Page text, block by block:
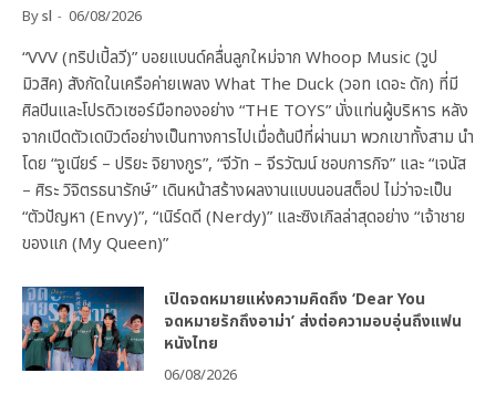
Bysl 06/08/2026
“VVV (ทริปเปิ้ลวี)” บอยแบนด์คลื่นลูกใหม่จาก Whoop Music (วูป
มิวสิค) สังกัดในเครือค่ายเพลง What The Duck (วอท เดอะ ดัก) ที่มี
ศิลปินและโปรดิวเซอร์มือทองอย่าง “THE TOYS” นั่งแท่นผู้บริหาร หลัง
จากเปิดตัวเดบิวต์อย่างเป็นทางการไปเมื่อต้นปีที่ผ่านมา พวกเขาทั้งสาม นำ
โดย “จูเนียร์ – ปริยะ จิยางกูร”, “จีวัท – จีรวัฒน์ ชอบการกิจ” และ “เจนัส
– ศิระ วิจิตรธนารักษ์” เดินหน้าสร้างผลงานแบบนอนสต็อป ไม่ว่าจะเป็น
“ตัวปัญหา (Envy)”, “เนิร์ดดี (Nerdy)” และซิงเกิลล่าสุดอย่าง “เจ้าชาย
ของแก (My Queen)”
เปิดจดหมายแห่งความคิดถึง ‘Dear You
จดหมายรักถึงอาม่า’ ส่งต่อความอบอุ่นถึงแฟน
หนังไทย
06/08/2026